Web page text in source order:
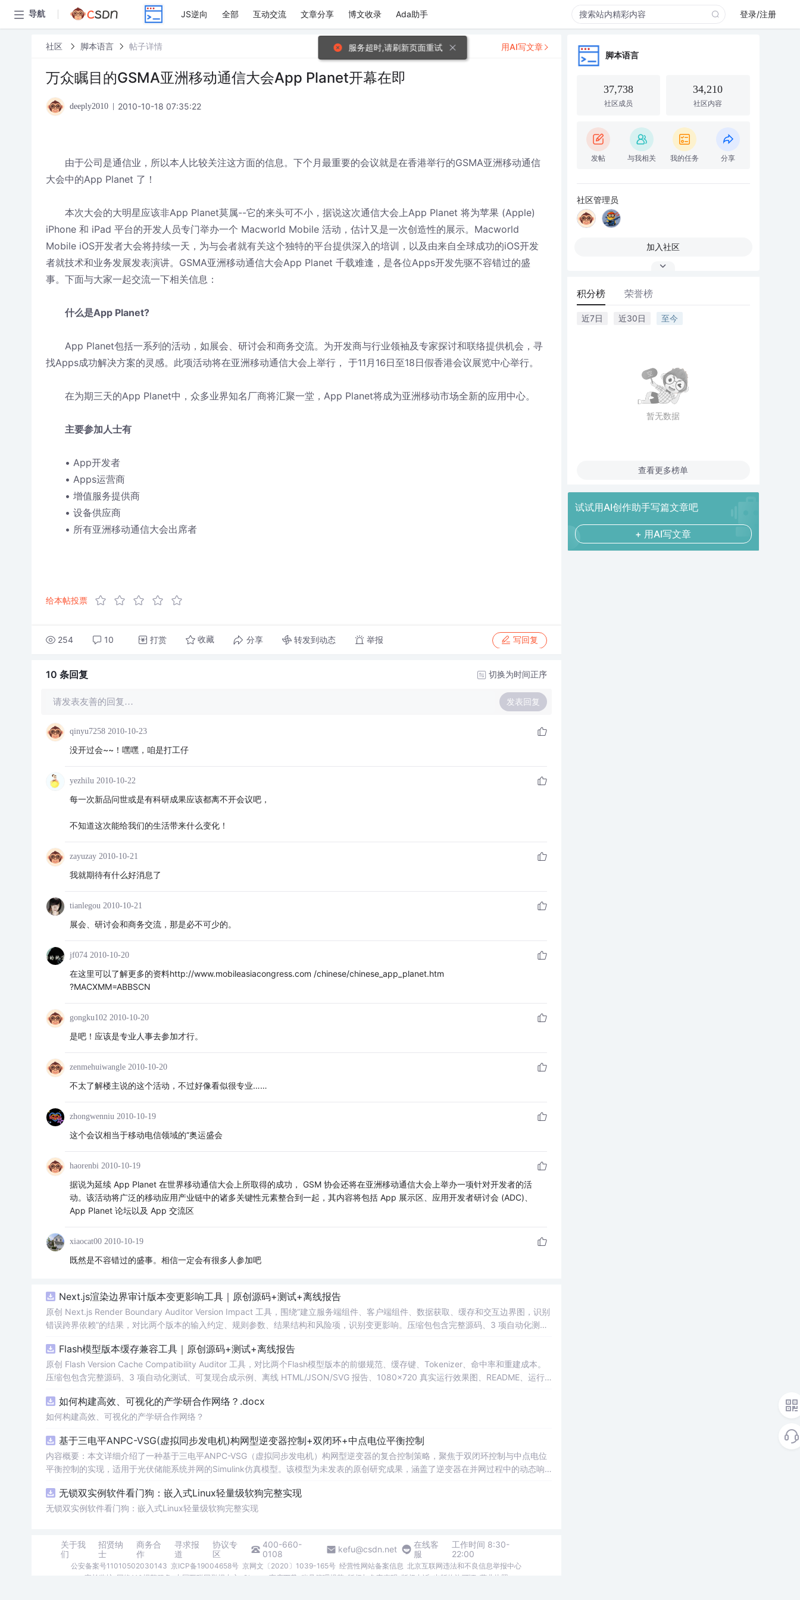
导航 JS逆向 全部 互动交流 文章分享 博文收录 Ada助手 登录/注册
社区 脚本语言 帖子详情
万众瞩目的GSMA亚洲移动通信大会App Planet开幕在即
deeply2010 2010-10-18 07:35:22
由于公司是通信业，所以本人比较关注这方面的信息。下个月最重要的会议就是在香港举行的GSMA亚洲移动通信
大会中的App Planet 了！
本次大会的大明星应该非App Planet莫属--它的来头可不小，据说这次通信大会上App Planet 将为苹果 (Apple)
iPhone 和 iPad 平台的开发人员专门举办一个 Macworld Mobile 活动，估计又是一次创造性的展示。Macworld
Mobile iOS开发者大会将持续一天，为与会者就有关这个独特的平台提供深入的培训，以及由来自全球成功的iOS开发
者就技术和业务发展发表演讲。GSMA亚洲移动通信大会App Planet 千载难逢，是各位Apps开发先驱不容错过的盛
事。下面与大家一起交流一下相关信息：
什么是App Planet?
App Planet包括一系列的活动，如展会、研讨会和商务交流。为开发商与行业领袖及专家探讨和联络提供机会，寻
找Apps成功解决方案的灵感。此项活动将在亚洲移动通信大会上举行， 于11月16日至18日假香港会议展览中心举行。
在为期三天的App Planet中，众多业界知名厂商将汇聚一堂，App Planet将成为亚洲移动市场全新的应用中心。
主要参加人士有
• App开发者
• Apps运营商
• 增值服务提供商
• 设备供应商
• 所有亚洲移动通信大会出席者
给本帖投票
254 10 打赏 收藏 分享 转发到动态 举报 写回复
用AI写文章
10 条回复 切换为时间正序
请发表友善的回复… 发表回复
qinyu7258 2010-10-23
没开过会~~！嘿嘿，咱是打工仔
yezhilu 2010-10-22
每一次新品问世或是有科研成果应该都离不开会议吧，
不知道这次能给我们的生活带来什么变化！
zayuzay 2010-10-21
我就期待有什么好消息了
tianlegou 2010-10-21
展会、研讨会和商务交流，那是必不可少的。
jf074 2010-10-20
在这里可以了解更多的资料http://www.mobileasiacongress.com /chinese/chinese_app_planet.htm
?MACXMM=ABBSCN
gongku102 2010-10-20
是吧！应该是专业人事去参加才行。
zenmehuiwangle 2010-10-20
不太了解楼主说的这个活动，不过好像看似很专业……
zhongwenniu 2010-10-19
这个会议相当于移动电信领域的“奥运盛会
haorenbi 2010-10-19
据说为延续 App Planet 在世界移动通信大会上所取得的成功， GSM 协会还将在亚洲移动通信大会上举办一项针对开发者的活
动。该活动将广泛的移动应用产业链中的诸多关键性元素整合到一起，其内容将包括 App 展示区、应用开发者研讨会 (ADC)、
App Planet 论坛以及 App 交流区
xiaocat00 2010-10-19
既然是不容错过的盛事。相信一定会有很多人参加吧
Next.js渲染边界审计版本变更影响工具｜原创源码+测试+离线报告
原创 Next.js Render Boundary Auditor Version Impact 工具，围绕“建立服务端组件、客户端组件、数据获取、缓存和交互边界图，识别
错误跨界依赖”的结果，对比两个版本的输入约定、规则参数、结果结构和风险项，识别变更影响。压缩包包含完整源码、3 项自动化测
创与授权声明。运行时零第三方依赖，不包含热点产品或开源项目源码、Logo、官方截图、论文、生产日志或其他受限素材。
Flash模型版本缓存兼容工具｜原创源码+测试+离线报告
原创 Flash Version Cache Compatibility Auditor 工具，对比两个Flash模型版本的前缀规范、缓存键、Tokenizer、命中率和重建成本。
压缩包包含完整源码、3 项自动化测试、可复现合成示例、离线 HTML/JSON/SVG 报告、1080×720 真实运行效果图、README、运行
产日志或其他受限素材。
如何构建高效、可视化的产学研合作网络？.docx
如何构建高效、可视化的产学研合作网络？
基于三电平ANPC-VSG(虚拟同步发电机)构网型逆变器控制+双闭环+中点电位平衡控制
内容概要：本文详细介绍了一种基于三电平ANPC-VSG（虚拟同步发电机）构网型逆变器的复合控制策略，聚焦于双闭环控制与中点电位
平衡控制的实现，适用于光伏储能系统并网的Simulink仿真模型。该模型为未发表的原创研究成果，涵盖了逆变器在并网过程中的动态响
调制、正负序分离控制、前馈控制等，充分展现了该系统在复杂电网环境下的适应性与先进性。; 适合人群：面向具备电力电子、新能源并
网或自动控制理论基础的科研人员与工程技术人员，特别适合从事光伏储能、虚拟同步机、三电平逆变器等相关课题研究的研究生、高校
及关键技术攻关。; 阅读建议：建议结合提供的Simulink仿真模型进行实践操作，重点剖析双闭环控制结构的设计原理与中点电位平衡机制
的实现细节，同时参考文中提及的DPWMA调制与前馈控制等辅助策略，以拓宽研究视野与技术路径。完整资源可通过指定公众号或网盘
链接获取。
无锁双实例软件看门狗：嵌入式Linux轻量级软狗完整实现
无锁双实例软件看门狗：嵌入式Linux轻量级软狗完整实现
关于我
们
招贤纳
士
商务合
作
寻求报
道
协议专
区
400-660-
0108
kefu@csdn.net
在线客
服
工作时间 8:30-
22:00
公安备案号11010502030143 京ICP备19004658号 京网文〔2020〕1039-165号 经营性网站备案信息 北京互联网违法和不良信息举报中心
家长监护
网络110报警服务 中国互联网举报中心 Chrome商店下载 账号管理规范 版权与免责声明 版权申诉 出版物许可证 营业执照
脚本语言
37,738
社区成员
34,210
社区内容
发帖 与我相关 我的任务 分享
社区管理员
加入社区
积分榜 荣誉榜
近7日 近30日 至今
暂无数据
查看更多榜单
试试用AI创作助手写篇文章吧
+ 用AI写文章
服务超时,请刷新页面重试